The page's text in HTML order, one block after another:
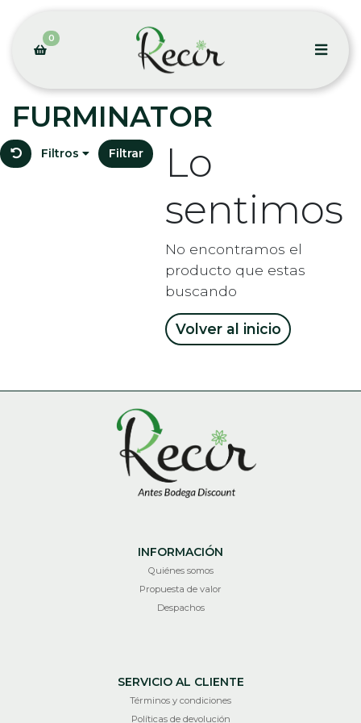
0
FURMINATOR
Filtros Filtrar
Lo
sentimos
No encontramos el
producto que estas
buscando
Volver al inicio
INFORMACIÓN
Quiénes somos
Propuesta de valor
Despachos
SERVICIO AL CLIENTE
Términos y condiciones
Políticas de devolución